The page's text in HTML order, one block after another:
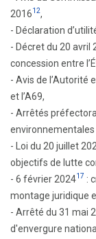
201612,
- Déclaration
- Décret du 20 avril
concession entre
- Avis de l’Autorité
et l’A69,
- Arrêtés
environnementales
- Loi du 20 juillet
objectifs de lutte
- 6 février 202417 :
montage juridique
- Arrêté du 31 mai
d'envergure